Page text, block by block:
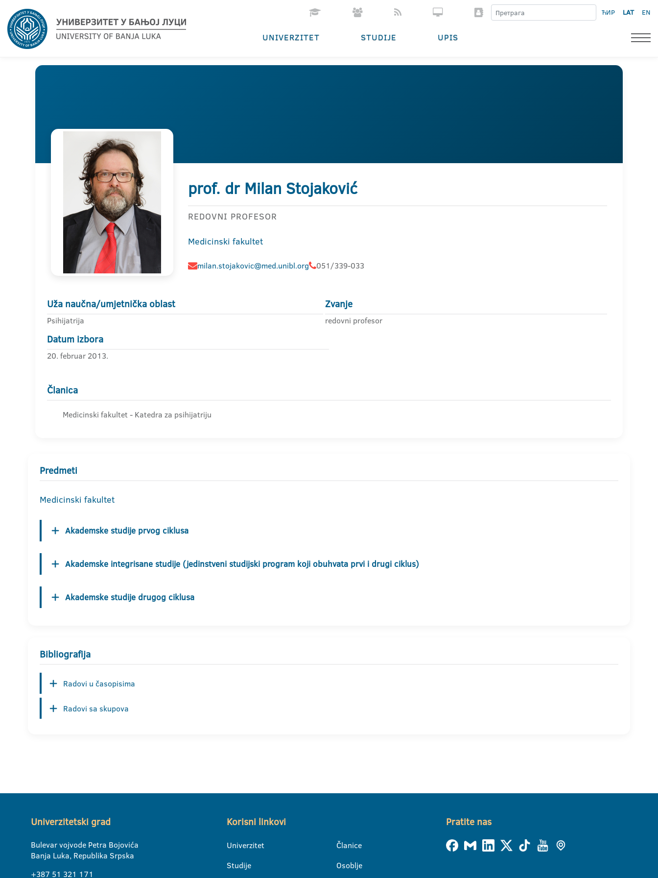
ЋИР LAT EN
UNIVERZITET STUDIJE UPIS
prof. dr Milan Stojaković
REDOVNI PROFESOR
Medicinski fakultet
milan.stojakovic@med.unibl.org 051/339-033
Uža naučna/umjetnička oblast
Psihijatrija
Zvanje
redovni profesor
Datum izbora
20. februar 2013.
Članica
Medicinski fakultet - Katedra za psihijatriju
Predmeti
Medicinski fakultet
Akademske studije prvog ciklusa
Akademske integrisane studije (jedinstveni studijski program koji obuhvata prvi i drugi ciklus)
Akademske studije drugog ciklusa
Bibliografija
Radovi u časopisima
Radovi sa skupova
Univerzitetski grad
Bulevar vojvode Petra Bojovića
Banja Luka, Republika Srpska
+387 51 321 171
Korisni linkovi
Univerzitet
Studije
Članice
Osoblje
Pratite nas